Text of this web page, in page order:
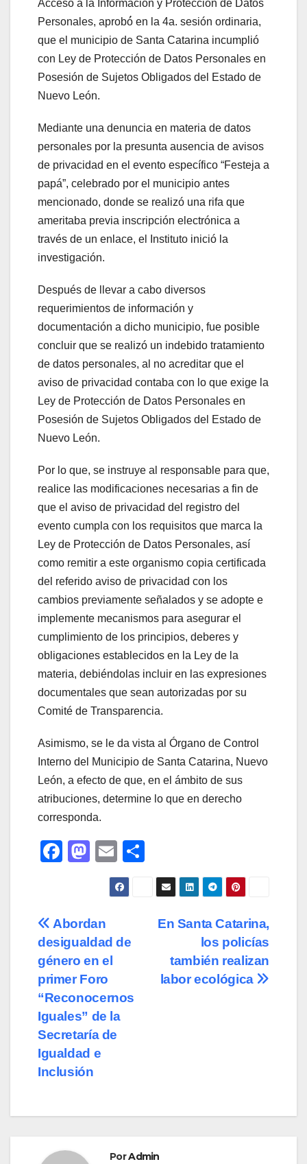
Acceso a la Información y Protección de Datos
Personales, aprobó́ en la 4a. sesión ordinaria,
que el municipio de Santa Catarina incumplió
con Ley de Protección de Datos Personales en
Posesión de Sujetos Obligados del Estado de
Nuevo León.
Mediante una denuncia en materia de datos
personales por la presunta ausencia de avisos
de privacidad en el evento específico “Festeja a
papá”, celebrado por el municipio antes
mencionado, donde se realizó una rifa que
ameritaba previa inscripción electrónica a
través de un enlace, el Instituto inició la
investigación.
Después de llevar a cabo diversos
requerimientos de información y
documentación a dicho municipio, fue posible
concluir que se realizó un indebido tratamiento
de datos personales, al no acreditar que el
aviso de privacidad contaba con lo que exige la
Ley de Protección de Datos Personales en
Posesión de Sujetos Obligados del Estado de
Nuevo León.
Por lo que, se instruye al responsable para que,
realice las modificaciones necesarias a fin de
que el aviso de privacidad del registro del
evento cumpla con los requisitos que marca la
Ley de Protección de Datos Personales, así
como remitir a este organismo copia certificada
del referido aviso de privacidad con los
cambios previamente señalados y se adopte e
implemente mecanismos para asegurar el
cumplimiento de los principios, deberes y
obligaciones establecidos en la Ley de la
materia, debiéndolas incluir en las expresiones
documentales que sean autorizadas por su
Comité de Transparencia.
Asimismo, se le da vista al Órgano de Control
Interno del Municipio de Santa Catarina, Nuevo
León, a efecto de que, en el ámbito de sus
atribuciones, determine lo que en derecho
corresponda.
F
e
b
o
o
k
M
o
d
o
n
E
m
ail
o
m
Navegación
de
entradas
En Santa Catarina,
los policías
también realizan
labor ecológica
Abordan
desigualdad de
género en el
primer Foro
“Reconocernos
Iguales” de la
Secretaría de
Igualdad e
Inclusión
PorAdmin